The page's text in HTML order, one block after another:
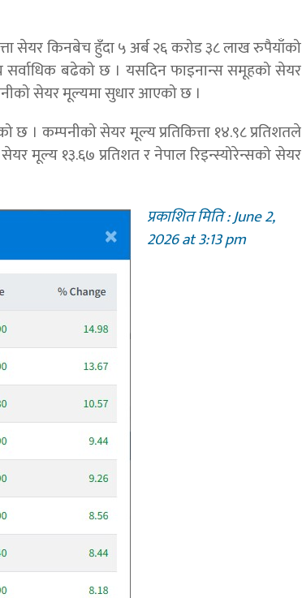
सेयर किनबेच हुँदा ५ अर्ब २६ करोड ३८ लाख रुपैयाँको
बढेको छ । यसदिन फाइनान्स समूहको सेयर
सेयर मूल्यमा सुधार आएको छ ।
छ । कम्पनीको सेयर मूल्य प्रतिकित्ता १४.९८ प्रतिशतले
मूल्य १३.६७ प्रतिशत र नेपाल रिइन्स्योरेन्सको सेयर
प्रकाशित मिति : June 2,
2026 at 3:13 pm